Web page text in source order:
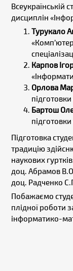
Всеукраїнській
дисциплін
Турукало
Карпов
Орлова
Бартош
Підготовка
традицію
наукових
доц. Абрамов
доц. Радченко
Побажаємо
плідної роботи
інформатико-